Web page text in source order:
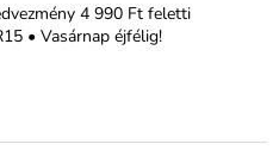
4 990 Ft feletti
• Vasárnap éjfélig!